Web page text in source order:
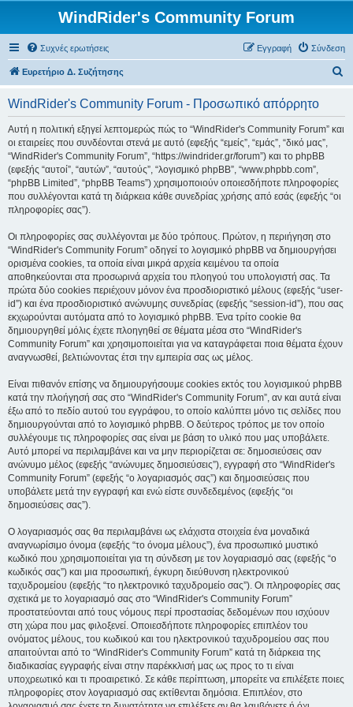
WindRider's Community Forum
Συχνές ερωτήσεις Σύνδεση
Εγγραφή
Ευρετήριο Δ. Συζήτησης
WindRider's Community Forum - Προσωπικό απόρρητο
Αυτή η πολιτική εξηγεί λεπτομερώς πώς το “WindRider's Community Forum” και
οι εταιρείες που συνδέονται στενά με αυτό (εφεξής “εμείς”, “εμάς”, “δικό μας”,
“WindRider's Community Forum”, “https://windrider.gr/forum”) και το phpBB
(εφεξής “αυτοί”, “αυτών”, “αυτούς”, “λογισμικό phpBB”, “www.phpbb.com”,
“phpBB Limited”, “phpBB Teams”) χρησιμοποιούν οποιεσδήποτε πληροφορίες
που συλλέγονται κατά τη διάρκεια κάθε συνεδρίας χρήσης από εσάς (εφεξής “οι
πληροφορίες σας”).
Οι πληροφορίες σας συλλέγονται με δύο τρόπους. Πρώτον, η περιήγηση στο
“WindRider's Community Forum” οδηγεί το λογισμικό phpBB να δημιουργήσει
ορισμένα cookies, τα οποία είναι μικρά αρχεία κειμένου τα οποία
αποθηκεύονται στα προσωρινά αρχεία του πλοηγού του υπολογιστή σας. Τα
πρώτα δύο cookies περιέχουν μόνον ένα προσδιοριστικό μέλους (εφεξής “user-
id”) και ένα προσδιοριστικό ανώνυμης συνεδρίας (εφεξής “session-id”), που σας
εκχωρούνται αυτόματα από το λογισμικό phpBB. Ένα τρίτο cookie θα
δημιουργηθεί μόλις έχετε πλοηγηθεί σε θέματα μέσα στο “WindRider's
Community Forum” και χρησιμοποιείται για να καταγράφεται ποια θέματα έχουν
αναγνωσθεί, βελτιώνοντας έτσι την εμπειρία σας ως μέλος.
Είναι πιθανόν επίσης να δημιουργήσουμε cookies εκτός του λογισμικού phpBB
κατά την πλοήγησή σας στο “WindRider's Community Forum”, αν και αυτά είναι
έξω από το πεδίο αυτού του εγγράφου, το οποίο καλύπτει μόνο τις σελίδες που
δημιουργούνται από το λογισμικό phpBB. Ο δεύτερος τρόπος με τον οποίο
συλλέγουμε τις πληροφορίες σας είναι με βάση το υλικό που μας υποβάλετε.
Αυτό μπορεί να περιλαμβάνει και να μην περιορίζεται σε: δημοσιεύσεις σαν
ανώνυμο μέλος (εφεξής “ανώνυμες δημοσιεύσεις”), εγγραφή στο “WindRider's
Community Forum” (εφεξής “ο λογαριασμός σας”) και δημοσιεύσεις που
υποβάλετε μετά την εγγραφή και ενώ είστε συνδεδεμένος (εφεξής “οι
δημοσιεύσεις σας”).
Ο λογαριασμός σας θα περιλαμβάνει ως ελάχιστα στοιχεία ένα μοναδικά
αναγνωρίσιμο όνομα (εφεξής “το όνομα μέλους”), ένα προσωπικό μυστικό
κωδικό που χρησιμοποιείται για τη σύνδεση με τον λογαριασμό σας (εφεξής “ο
κωδικός σας”) και μια προσωπική, έγκυρη διεύθυνση ηλεκτρονικού
ταχυδρομείου (εφεξής “το ηλεκτρονικό ταχυδρομείο σας”). Οι πληροφορίες σας
σχετικά με το λογαριασμό σας στο “WindRider's Community Forum”
προστατεύονται από τους νόμους περί προστασίας δεδομένων που ισχύουν
στη χώρα που μας φιλοξενεί. Οποιεσδήποτε πληροφορίες επιπλέον του
ονόματος μέλους, του κωδικού και του ηλεκτρονικού ταχυδρομείου σας που
απαιτούνται από το “WindRider's Community Forum” κατά τη διάρκεια της
διαδικασίας εγγραφής είναι στην παρέκκλισή μας ως προς το τι είναι
υποχρεωτικό και τι προαιρετικό. Σε κάθε περίπτωση, μπορείτε να επιλέξετε ποιες
πληροφορίες στον λογαριασμό σας εκτίθενται δημόσια. Επιπλέον, στο